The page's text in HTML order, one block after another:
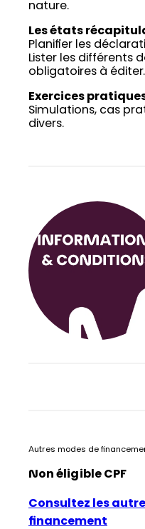
nature.
Les états
Planifier les
Lister les différents
obligatoires à éditer.
Exercices
Simulations, cas
divers.
Autres modes de
Non éligible CPF
Consultez les
financement